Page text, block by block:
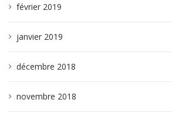
février 2019
janvier 2019
décembre 2018
novembre 2018